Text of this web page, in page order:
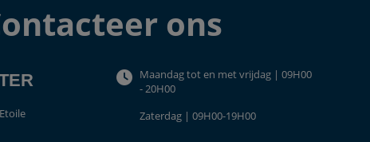
ons
Maandag tot en met vrijdag | 09H00
- 20H00
Zaterdag | 09H00-19H00